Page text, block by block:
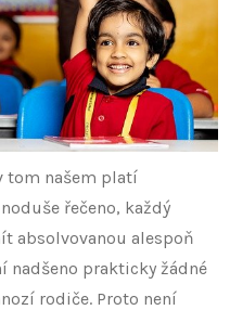
tom našem platí
řečeno, každý
absolvovanou alespoň
nadšeno prakticky žádné
rodiče. Proto není